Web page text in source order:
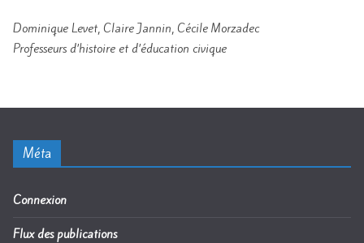
Dominique Levet, Claire Jannin, Cécile Morzadec
Professeurs d’histoire et d’éducation civique
Méta
Connexion
Flux des publications